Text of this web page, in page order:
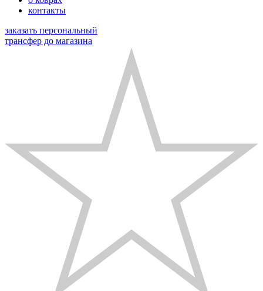
контакты
заказать персональный
трансфер до магазина